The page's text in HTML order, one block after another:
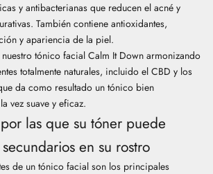
y antibacterianas que reducen el acné y
También contiene antioxidantes,
y apariencia de la piel.
tónico facial Calm It Down armonizando
totalmente naturales, incluido el CBD y los
da como resultado un tónico bien
vez suave y eficaz.
las que su tóner puede
en su rostro
de un tónico facial son los principales